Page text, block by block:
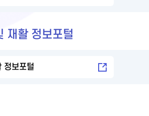
재활 정보포털
정보포털